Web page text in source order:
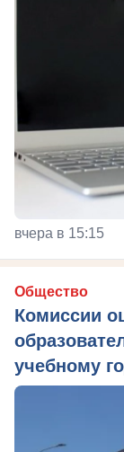
вчера в 15:15
Общество
Комиссии
учебному